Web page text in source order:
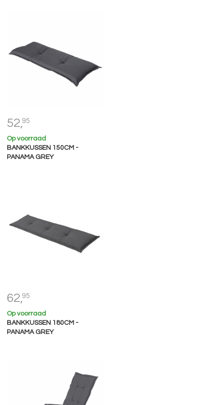
52,95
Op voorraad
BANKKUSSEN 150CM -
PANAMA GREY
62,95
Op voorraad
BANKKUSSEN 180CM -
PANAMA GREY